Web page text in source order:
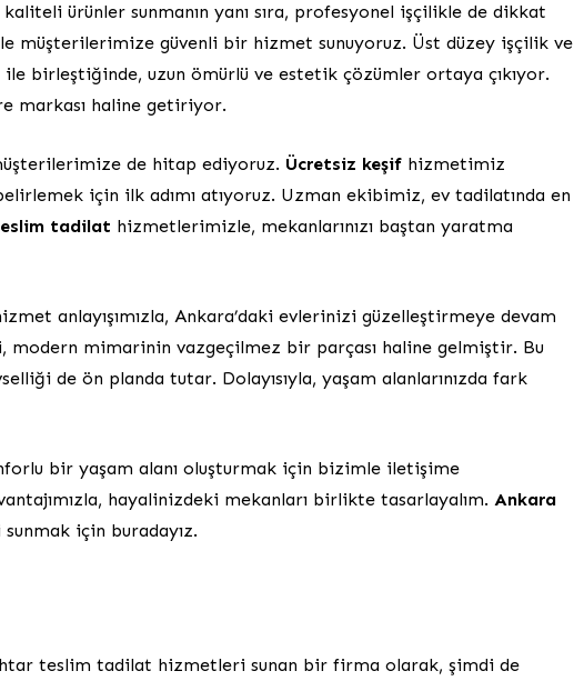
ürünler sunmanın yanı sıra, profesyonel işçilikle de dikkat
müşterilerimize güvenli bir hizmet sunuyoruz. Üst düzey işçilik ve
birleştiğinde, uzun ömürlü ve estetik çözümler ortaya çıkıyor.
markası haline getiriyor.
de hitap ediyoruz. Ücretsiz keşif hizmetimiz
için ilk adımı atıyoruz. Uzman ekibimiz, ev tadilatında en
tadilat hizmetlerimizle, mekanlarınızı baştan yaratma
anlayışımızla, Ankara’daki evlerinizi güzelleştirmeye devam
modern mimarinin vazgeçilmez bir parçası haline gelmiştir. Bu
de ön planda tutar. Dolayısıyla, yaşam alanlarınızda fark
bir yaşam alanı oluşturmak için bizimle iletişime
hayalinizdeki mekanları birlikte tasarlayalım. Ankara
için buradayız.
teslim tadilat hizmetleri sunan bir firma olarak, şimdi de